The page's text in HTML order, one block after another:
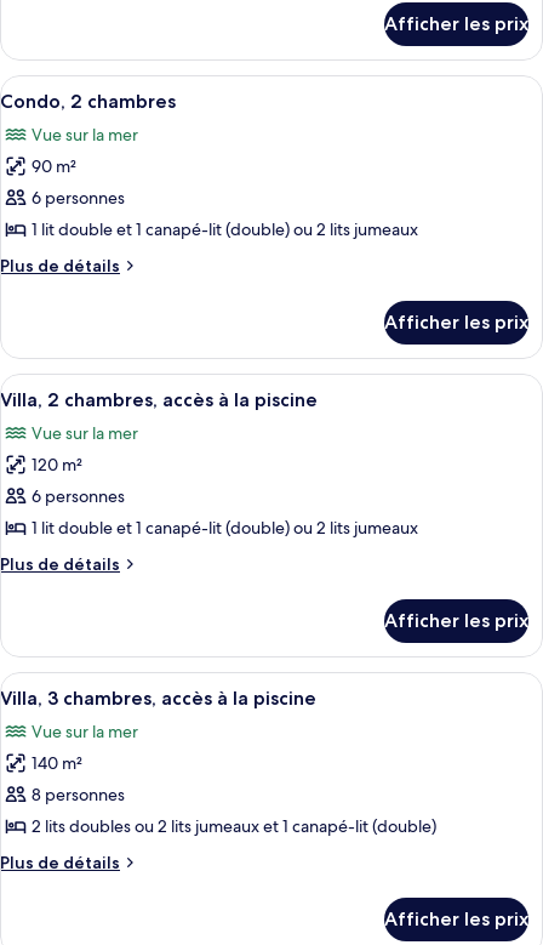
Condo,
chambre
Condo,
chambre
Afficher les prix
Afficher
toutes
les
photos
pour
ce
type
de
Condo,
chambres
Une chambre d’hôtel avec deux
9
Condo, 2 chambres
Vue sur la mer
90 m²
6 personnes
1 lit double et 1 canapé-lit (double) ou 2 lits jumeaux
Plus de détails
Plus
Condo,
chambres
Afficher les prix
Afficher
toutes
les
photos
pour
ce
type
de
Villa,
chambres,
accès
à
la
piscine
Une chambre à coucher avec un lit,
10
Villa, 2 chambres, accès à la piscine
Vue sur la mer
120 m²
6 personnes
1 lit double et 1 canapé-lit (double) ou 2 lits jumeaux
Plus de détails
Plus
Villa,
chambres,
à
la
piscine
Afficher les prix
Afficher
toutes
les
photos
pour
ce
type
de
Villa,
Un espace aménagé au bord de la
5
Villa, 3 chambres, accès à la piscine
Vue sur la mer
140 m²
8 personnes
2 lits doubles ou 2 lits jumeaux et 1 canapé-lit (double)
Plus de détails
Plus
Afficher les prix